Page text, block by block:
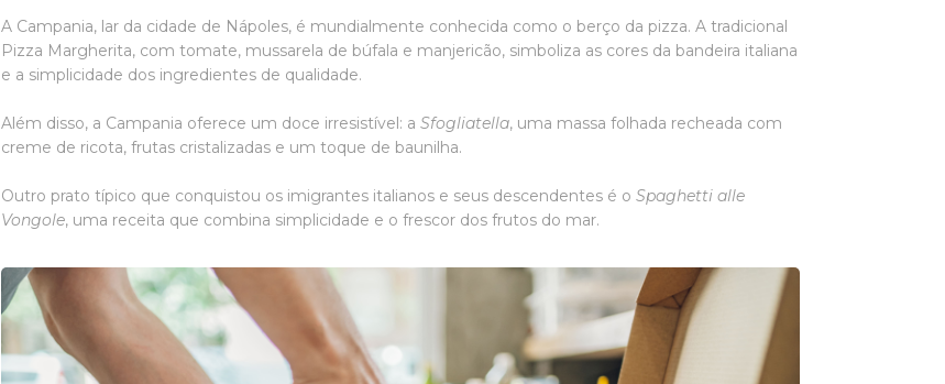
A Campania, lar da cidade de Nápoles, é mundialmente conhecida como o berço da pizza. A tradicional
Pizza Margherita, com tomate, mussarela de búfala e manjericão, simboliza as cores da bandeira italiana
e a simplicidade dos ingredientes de qualidade.
Além disso, a Campania oferece um doce irresistível: aSfogliatella, uma massa folhada recheada com
creme de ricota, frutas cristalizadas e um toque de baunilha.
Outro prato típico que conquistou os imigrantes italianos e seus descendentes é oSpaghetti alle
Vongole, uma receita que combina simplicidade e o frescor dos frutos do mar.